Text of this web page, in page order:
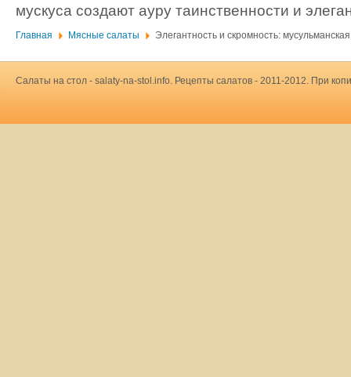
мускуса создают ауру таинственности и
Главная Мясные салаты Элегантность и скромность:
Салаты на стол - salaty-na-stol.info. Рецепты салатов - 2011-2012. При